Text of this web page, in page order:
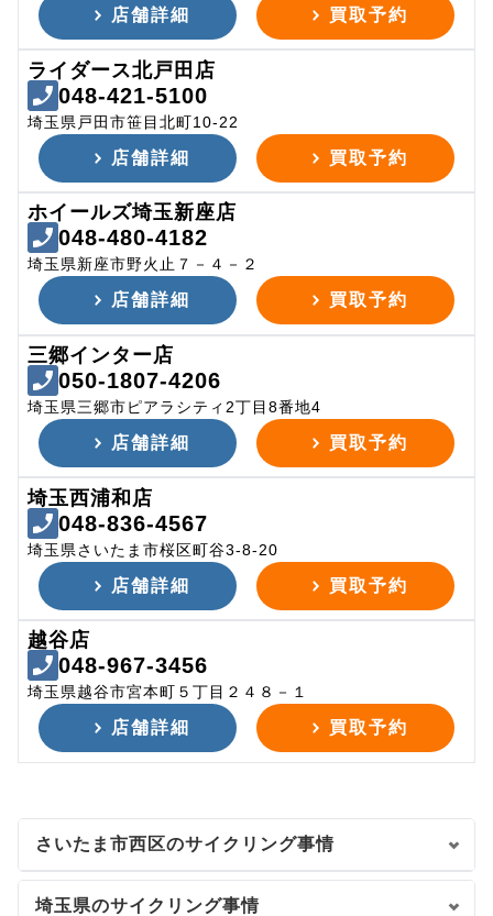
店舗詳細 買取予約
ライダース北戸田店
048-421-5100
埼玉県戸田市笹目北町10-22
店舗詳細 買取予約
ホイールズ埼玉新座店
048-480-4182
埼玉県新座市野火止７－４－２
店舗詳細 買取予約
三郷インター店
050-1807-4206
埼玉県三郷市ピアラシティ2丁目8番地4
店舗詳細 買取予約
埼玉西浦和店
048-836-4567
埼玉県さいたま市桜区町谷3-8-20
店舗詳細 買取予約
越谷店
048-967-3456
埼玉県越谷市宮本町５丁目２４８－１
店舗詳細 買取予約
さいたま市西区のサイクリング事情
埼玉県のサイクリング事情